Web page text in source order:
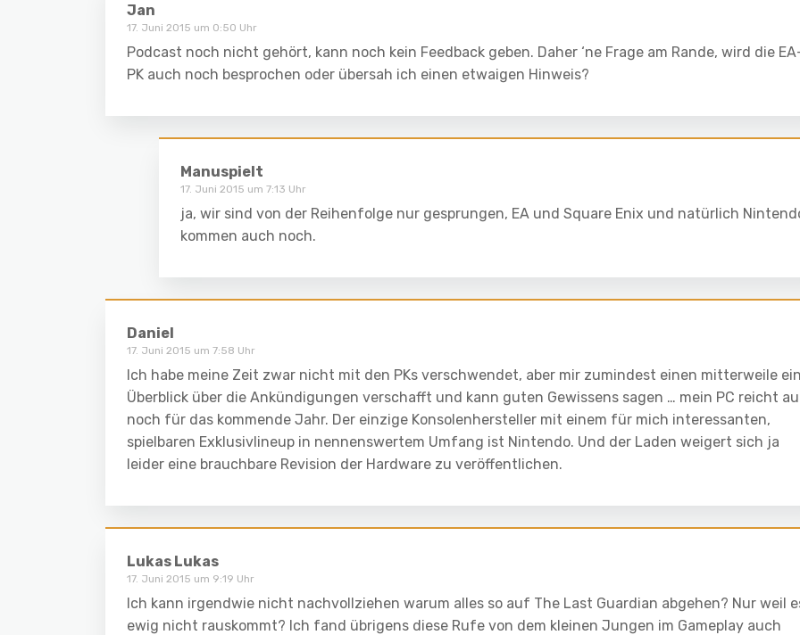
Jan
17. Juni 2015 um 0:50 Uhr
Podcast noch nicht gehört, kann noch kein Feedback geben. Daher ‘ne Frage am Rande, wird die
PK auch noch besprochen oder übersah ich einen etwaigen Hinweis?
Manuspielt
17. Juni 2015 um 7:13 Uhr
ja, wir sind von der Reihenfolge nur gesprungen, EA und Square Enix und natürlich
kommen auch noch.
Daniel
17. Juni 2015 um 7:58 Uhr
Ich habe meine Zeit zwar nicht mit den PKs verschwendet, aber mir zumindest einen mitterweile
Überblick über die Ankündigungen verschafft und kann guten Gewissens sagen … mein PC reicht
noch für das kommende Jahr. Der einzige Konsolenhersteller mit einem für mich interessanten,
spielbaren Exklusivlineup in nennenswertem Umfang ist Nintendo. Und der Laden weigert sich ja
leider eine brauchbare Revision der Hardware zu veröffentlichen.
Lukas Lukas
17. Juni 2015 um 9:19 Uhr
Ich kann irgendwie nicht nachvollziehen warum alles so auf The Last Guardian abgehen? Nur weil
ewig nicht rauskommt? Ich fand übrigens diese Rufe von dem kleinen Jungen im Gameplay auch